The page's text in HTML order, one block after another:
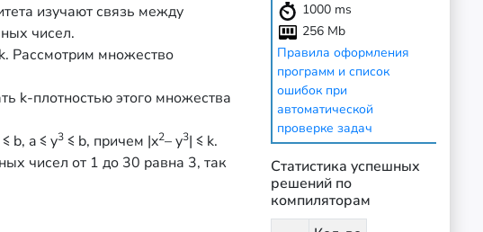
изучают связь между
чисел.
Рассмотрим множество
k-плотностью этого множества
≤ b, a ≤ y3 ≤ b, причем |x2– y3| ≤ k.
чисел от 1 до 30 равна 3, так
1000 ms
256 Mb
Правила оформления
программ и список
ошибок при
автоматической
проверке задач
Статистика успешных
решений по
компиляторам